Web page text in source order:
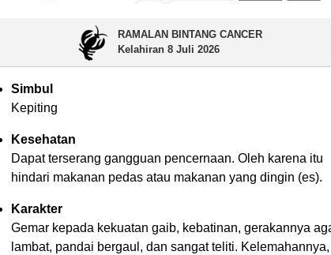
RAMALAN BINTANG CANCER
Kelahiran 8 Juli 2026
Simbul
Kepiting
Kesehatan
Dapat terserang gangguan pencernaan. Oleh karena itu
hindari makanan pedas atau makanan yang dingin (es).
Karakter
Gemar kepada kekuatan gaib, kebatinan, gerakannya
lambat, pandai bergaul, dan sangat teliti.